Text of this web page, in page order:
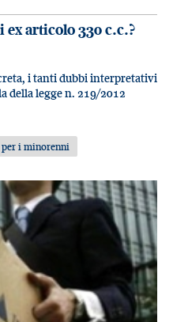
articolo 330 c.c.?
i tanti dubbi interpretativi
della legge n. 219/2012
i minorenni